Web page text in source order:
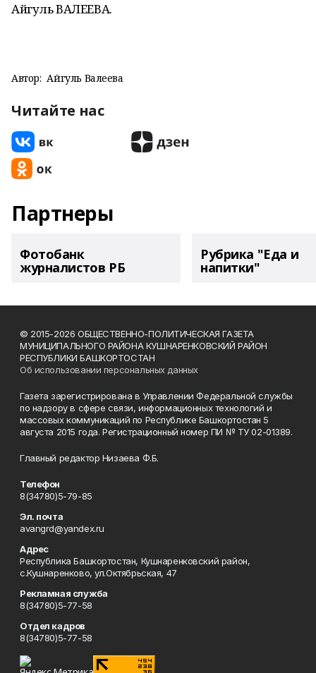
Айгуль ВАЛЕЕВА.
Автор: Айгуль Валеева
Читайте нас
Партнеры
Фотобанк
журналистов РБ
Рубрика "Еда и
напитки"
© 2015-2026 ОБЩЕСТВЕННО-ПОЛИТИЧЕСКАЯ ГАЗЕТА
МУНИЦИПАЛЬНОГО РАЙОНА КУШНАРЕНКОВСКИЙ РАЙОН
РЕСПУБЛИКИ БАШКОРТОСТАН
Об использовании персональных данных
Газета зарегистрирована в Управлении Федеральной службы
по надзору в сфере связи, информационных технологий и
массовых коммуникаций по Республике Башкортостан 5
августа 2015 года. Регистрационный номер ПИ № ТУ 02-01389.
Главный редактор Низаева Ф.Б.
Телефон
8(34780)5-79-85
Эл. почта
avangrd@yandex.ru
Адрес
Республика Башкортостан, Кушнаренковский район,
с.Кушнаренково, ул.Октябрьская, 47
Рекламная служба
8(34780)5-77-58
Отдел кадров
8(34780)5-77-58